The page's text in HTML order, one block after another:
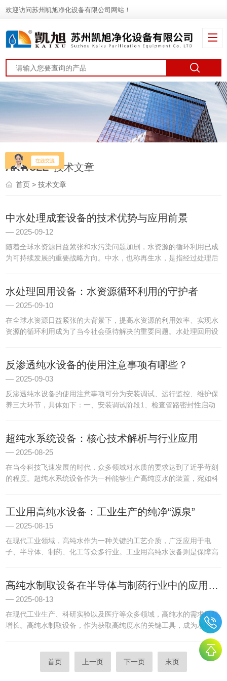
欢迎访问苏州凯旭净化设备有限公司网站！
ARTICLE 技术文章
首页 > 技术文章
中水处理成套设备的技术优势与应用前景
2025-09-12
随着全球水资源日益紧张和水污染问题加剧，水资源的循环利用已成
为可持续发展的重要战略方向。中水，也称再生水，是指经过处理后
理...
水处理回用设备：水资源循环利用的守护者
2025-09-10
在全球水资源日益紧张的大背景下，提高水资源的利用效率、实现水
资源的循环利用成为了当今社会亟待解决的重要问题。水处理回用设
是...
反渗透纯水设备的使用注意事项有哪些？
2025-09-03
反渗透纯水设备的使用注意事项可分为‌安装调试、运行监控、维护保
养‌三大环节，具体如下：一、安装调试阶段‌1、检查管路密封性‌启动
超纯水系统设备：核心技术解析与行业应用
2025-08-25
在当今科技飞速发展的时代，众多领域对水质的要求达到了近乎苛刻
的程度。超纯水系统设备作为一种能够生产高纯度水的装置，宛如科
学...
工业用高纯水设备：工业生产的纯净“源泉”
2025-08-15
在现代工业领域，高纯水作为一种关键的工艺介质，广泛应用于电
子、半导体、制药、化工等众多行业。工业用高纯水设备则是保障高
杂...
高纯水制取设备在半导体与制药行业中的应用分析
2025-08-13
在现代工业生产、科研实验以及医疗等众多领域，高纯水的需求日益
增长。高纯水制取设备，作为获取高纯度水的关键工具，成为水质净
化领域的先锋力量。高纯水制取设备主要由预处理系统、反渗透系
统、离子交换系统、超滤系统等多个部分组成。各部分分工明确，协
首页 上一页 下一页 末页